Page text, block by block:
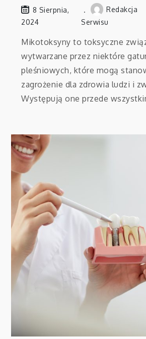
8 Sierpnia,
2024
Redakcja
Serwisu
Mikotoksyny to toksyczne
wytwarzane przez niektóre
pleśniowych, które mogą
zagrożenie dla zdrowia ludzi i
Występują one przede